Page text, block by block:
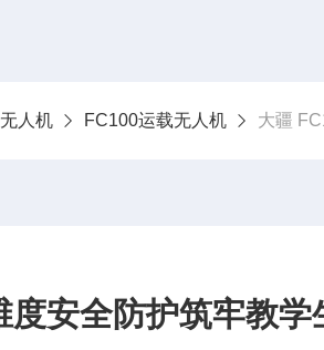
人机 FC100运载无人机 大疆
度安全防护筑牢教学